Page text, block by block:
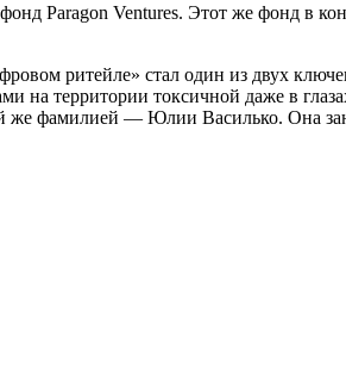
Paragon Ventures. Этот же фонд в
ритейле» стал один из двух
на территории токсичной даже в
же фамилией — Юлии Василько. Она